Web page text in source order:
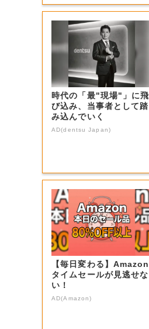
時代の「最"現場"」に飛
び込み、当事者として踏
み込んでいく
AD(dentsu Japan)
【毎日変わる】Amazon
タイムセールが見逃せな
い！
AD(Amazon)